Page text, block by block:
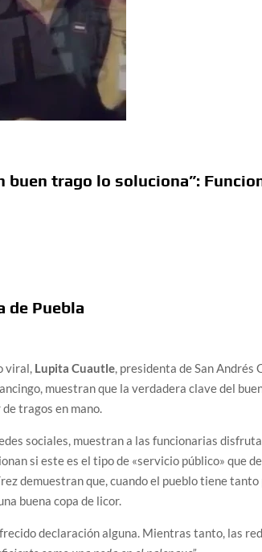
buen trago lo soluciona”:
de Puebla
viral, Lupita Cuautle, presidenta de San Andrés
muestran que la verdadera clave del
de tragos en mano.
sociales, muestran a las funcionarias
si este es el tipo de «servicio público» que
demuestran que, cuando el pueblo tiene
buena copa de licor.
declaración alguna. Mientras tanto, las